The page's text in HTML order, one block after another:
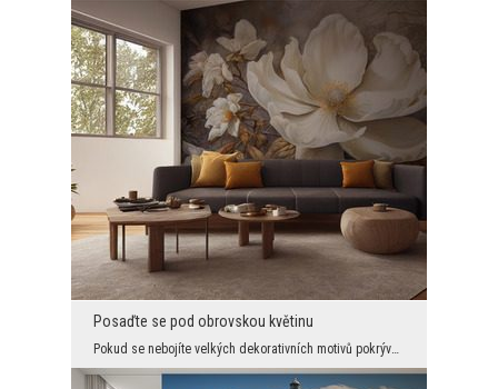
Posaďte se pod obrovskou květinu
Pokud se nebojíte velkých dekorativních motivů pokrývajících celou stěnu, naše grafika vás jistě ...